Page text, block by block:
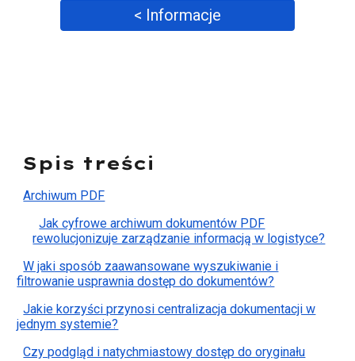
< Informacje
Spis treści
Archiwum PDF
Jak cyfrowe archiwum dokumentów PDF
rewolucjonizuje zarządzanie informacją w logistyce?
W jaki sposób zaawansowane wyszukiwanie i
filtrowanie usprawnia dostęp do dokumentów?
Jakie korzyści przynosi centralizacja dokumentacji w
jednym systemie?
Czy podgląd i natychmiastowy dostęp do oryginału